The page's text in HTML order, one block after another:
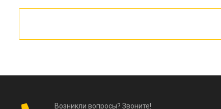
Возникли вопросы? Звоните!